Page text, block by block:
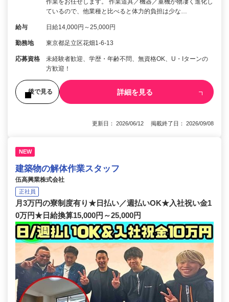
作業をお任せします。 作業道具／機器／重機が物凄く進化し
ているので、他業種と比べると体力的負担は少な…
給与 日給14,000円～25,000円
勤務地 東京都足立区花畑1-6-13
応募資格
未経験者歓迎、学歴・年齢不問、無資格OK、U・Iターンの
方歓迎！
後で見る 詳細を見る
更新日： 2026/06/12 掲載終了日： 2026/09/08
NEW
建築物の解体作業スタッフ
伍高興業株式会社
正社員
月3万円の寮制度有り★日払い／週払いOK★入社祝い金1
0万円★日給換算15,000円～25,000円